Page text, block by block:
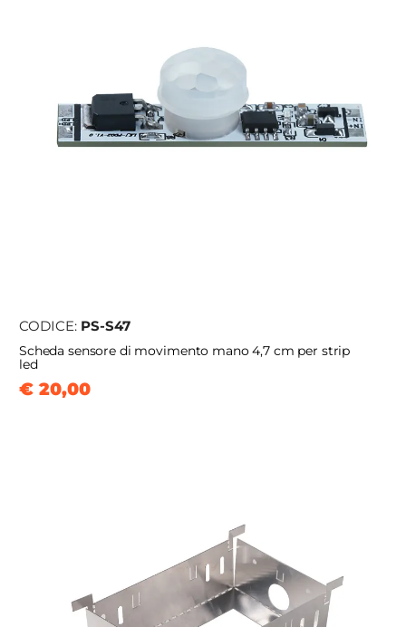
CODICE: PS-S47
Scheda sensore di movimento mano 4,7 cm per strip
led
€ 20,00